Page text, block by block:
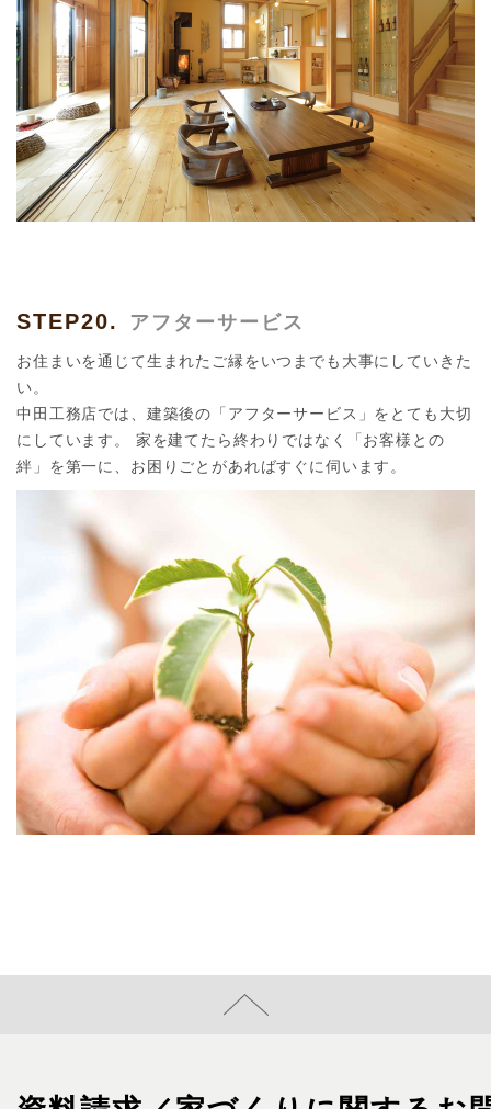
STEP20. アフターサービス
お住まいを通じて生まれたご縁をいつまでも大事にしていきた
い。
中田工務店では、建築後の「アフターサービス」をとても大切
にしています。 家を建てたら終わりではなく「お客様との
絆」を第一に、お困りごとがあればすぐに伺います。